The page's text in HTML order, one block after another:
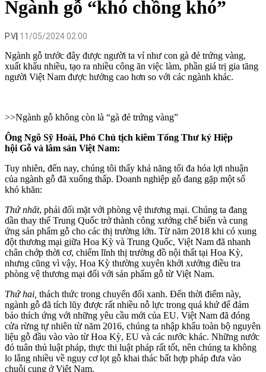
Ngành gỗ “khó chồng khó”
P.V 11/05/2024 02:00
Ngành gỗ trước đây được người ta ví như con gà đẻ trứng vàng,
xuất khẩu nhiều, tạo ra nhiều công ăn việc làm, phần giá trị gia tăng
người Việt Nam được hưởng cao hơn so với các ngành khác.
>>Ngành gỗ không còn là “gà đẻ trứng vàng”
Ông Ngô Sỹ Hoài, Phó Chủ tịch kiêm Tổng Thư ký Hiệp
hội Gỗ và lâm sản Việt Nam:
Tuy nhiên, đến nay, chúng tôi thấy khả năng tối đa hóa lợi nhuận
của ngành gỗ đã xuống thấp. Doanh nghiệp gỗ đang gặp một số
khó khăn:
Thứ nhất, phải đối mặt với phòng vệ thương mại. Chúng ta đang
dần thay thế Trung Quốc trở thành công xưởng chế biến và cung
ứng sản phẩm gỗ cho các thị trường lớn. Từ năm 2018 khi có xung
đột thương mại giữa Hoa Kỳ và Trung Quốc, Việt Nam đã nhanh
chân chớp thời cơ, chiếm lĩnh thị trường đồ nội thất tại Hoa Kỳ,
nhưng cũng vì vậy, Hoa Kỳ thường xuyên khởi xưởng điều tra
phòng vệ thương mại đối với sản phẩm gỗ từ Việt Nam.
Thứ hai, thách thức trong chuyển đổi xanh. Đến thời điểm này,
ngành gỗ đã tích lũy được rất nhiều nỗ lực trong quá khứ để đảm
bảo thích ứng với những yêu cầu mới của EU. Việt Nam đã đóng
cửa rừng tự nhiên từ năm 2016, chúng ta nhập khẩu toàn bộ nguyên
liệu gỗ đầu vào vào từ Hoa Kỳ, EU và các nước khác. Những nước
đó tuân thủ luật pháp, thực thi luật pháp rất tốt, nên chúng ta không
lo lắng nhiều về nguy cơ lọt gỗ khai thác bất hợp pháp đưa vào
chuỗi cung ở Việt Nam.